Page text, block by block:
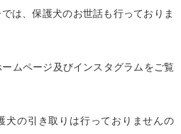
は、保護犬のお世話も行っておりま
ムページ及びインスタグラムをご覧
の引き取りは行っておりませんの